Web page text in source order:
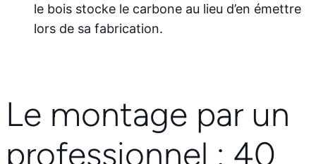
le bois stocke le carbone au lieu d’en émettre
lors de sa fabrication.
Le montage par un
professionnel : 40